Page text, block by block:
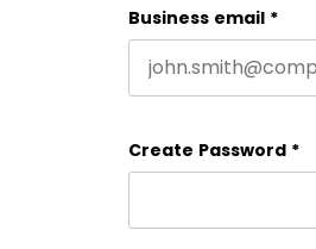
Business email *
Create Password *